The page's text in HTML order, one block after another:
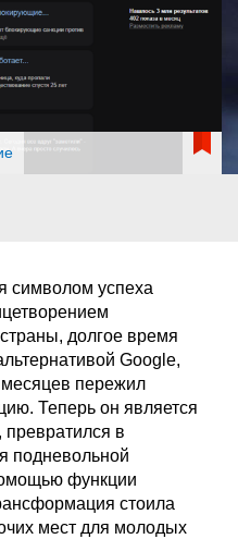
символом успеха
долгое время
Google,
пережил
Теперь он является
в
подневольной
функции
стоила
мест для молодых